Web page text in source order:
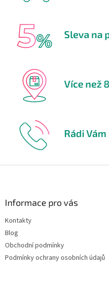
Sleva na
Více než
Rádi
Informace pro vás
Kontakty
Blog
Obchodní podmínky
Podmínky ochrany osobních údajů